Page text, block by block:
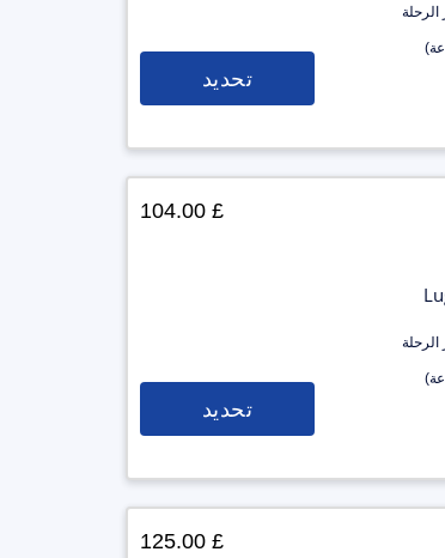
الرحلة
تحديد
الرحلة
£ 104.00
تحديد
£ 125.00